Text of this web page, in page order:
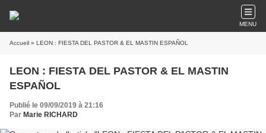
MENU
Accueil » LEON : FIESTA DEL PASTOR & EL MASTIN ESPAÑOL
LEON : FIESTA DEL PASTOR & EL MASTIN
ESPAÑOL
Publié le 09/09/2019 à 21:16
Par Marie RICHARD